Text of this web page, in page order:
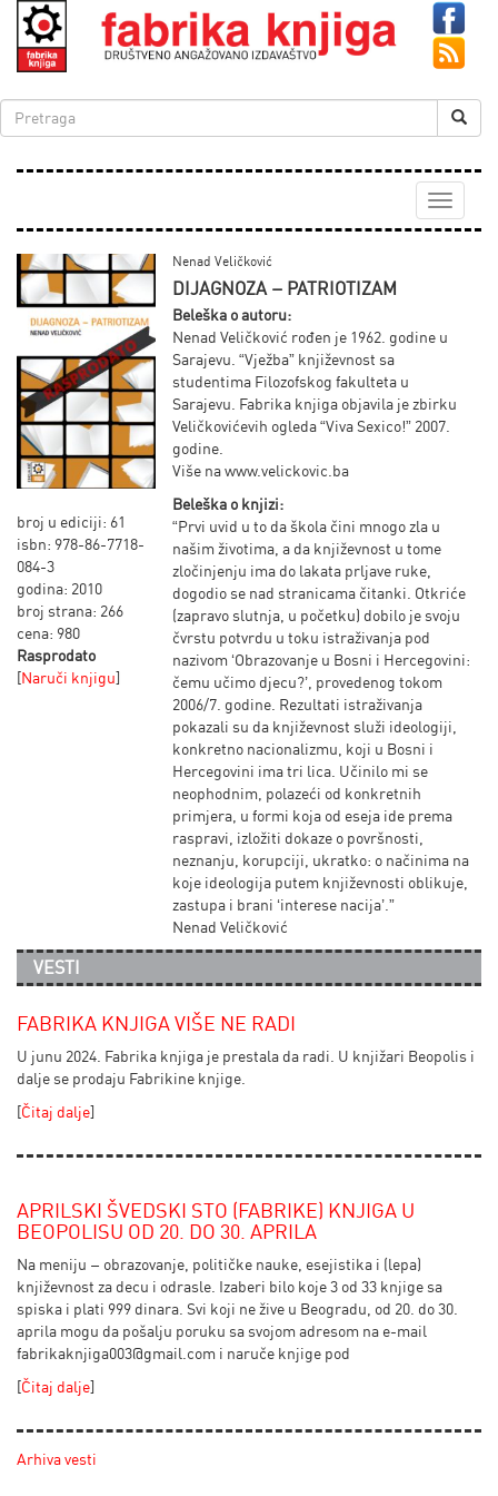
Toggle
broj u ediciji: 61
isbn: 978-86-7718-
084-3
godina: 2010
broj strana: 266
cena: 980
Rasprodato
[Naruči knjigu]
Nenad Veličković
DIJAGNOZA – PATRIOTIZAM
Beleška o autoru:
Nenad Veličković rođen je 1962. godine u
Sarajevu. “Vježba” književnost sa
studentima Filozofskog fakulteta u
Sarajevu. Fabrika knjiga objavila je zbirku
Veličkovićevih ogleda “Viva Sexico!” 2007.
godine.
Više na www.velickovic.ba
Beleška o knjizi:
“Prvi uvid u to da škola čini mnogo zla u
našim životima, a da književnost u tome
zločinjenju ima do lakata prljave ruke,
dogodio se nad stranicama čitanki. Otkriće
(zapravo slutnja, u početku) dobilo je svoju
čvrstu potvrdu u toku istraživanja pod
nazivom ‘Obrazovanje u Bosni i Hercegovini:
čemu učimo djecu?’, provedenog tokom
2006/7. godine. Rezultati istraživanja
pokazali su da književnost služi ideologiji,
konkretno nacionalizmu, koji u Bosni i
Hercegovini ima tri lica. Učinilo mi se
neophodnim, polazeći od konkretnih
primjera, u formi koja od eseja ide prema
raspravi, izložiti dokaze o površnosti,
neznanju, korupciji, ukratko: o načinima na
koje ideologija putem književnosti oblikuje,
zastupa i brani ‘interese nacija’.”
Nenad Veličković
VESTI
FABRIKA KNJIGA VIŠE NE RADI
U junu 2024. Fabrika knjiga je prestala da radi. U knjižari Beopolis i
dalje se prodaju Fabrikine knjige.
[Čitaj dalje]
APRILSKI ŠVEDSKI STO (FABRIKE) KNJIGA U
BEOPOLISU OD 20. DO 30. APRILA
Na meniju – obrazovanje, političke nauke, esejistika i (lepa)
književnost za decu i odrasle. Izaberi bilo koje 3 od 33 knjige sa
spiska i plati 999 dinara. Svi koji ne žive u Beogradu, od 20. do 30.
aprila mogu da pošalju poruku sa svojom adresom na e-mail
fabrikaknjiga003@gmail.com i naruče knjige pod
[Čitaj dalje]
Arhiva vesti